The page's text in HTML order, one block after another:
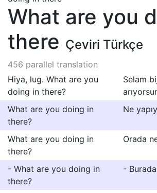
What are you
there Çeviri Türkçe
456 parallel translation
Hiya, lug. What are you
doing in there?
Selam
What are you doing in
there?
Ne
What are you doing in
there?
Orada
- What are you doing in
there?
-